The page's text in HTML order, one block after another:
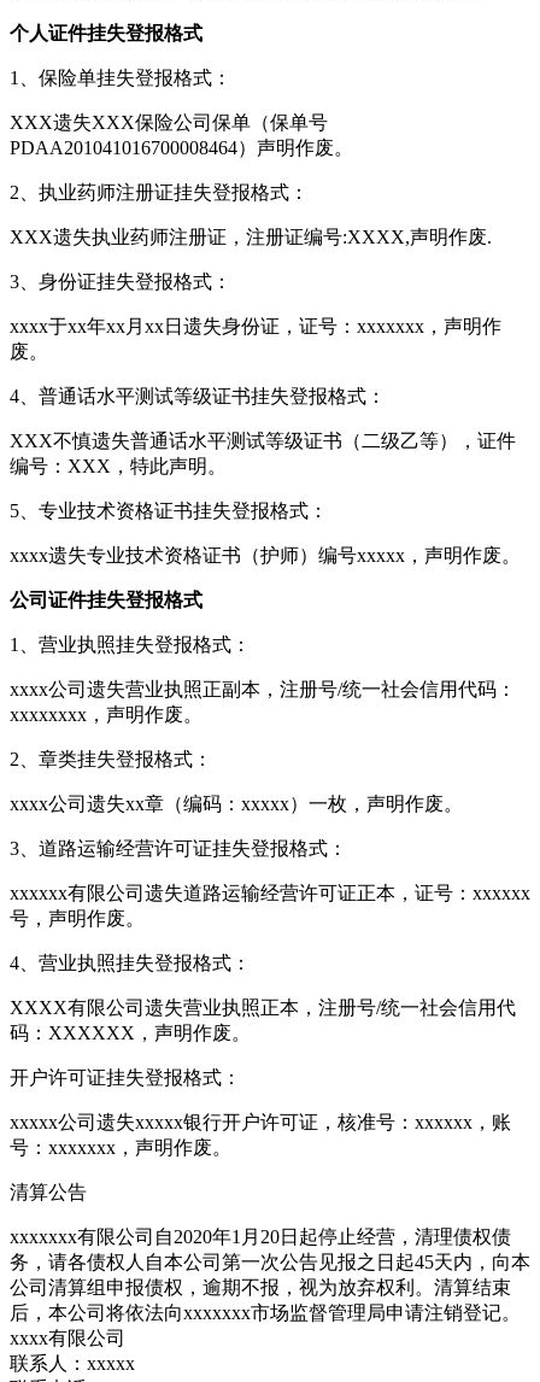
个人证件挂失登报格式
1、保险单挂失登报格式：
XXX遗失XXX保险公司保单（保单号
PDAA201041016700008464）声明作废。
2、执业药师注册证挂失登报格式：
XXX遗失执业药师注册证，注册证编号:XXXX,声明作废.
3、身份证挂失登报格式：
xxxx于xx年xx月xx日遗失身份证，证号：xxxxxxx，声明作
废。
4、普通话水平测试等级证书挂失登报格式：
XXX不慎遗失普通话水平测试等级证书（二级乙等），证件
编号：XXX，特此声明。
5、专业技术资格证书挂失登报格式：
xxxx遗失专业技术资格证书（护师）编号xxxxx，声明作废。
公司证件挂失登报格式
1、营业执照挂失登报格式：
xxxx公司遗失营业执照正副本，注册号/统一社会信用代码：
xxxxxxxx，声明作废。
2、章类挂失登报格式：
xxxx公司遗失xx章（编码：xxxxx）一枚，声明作废。
3、道路运输经营许可证挂失登报格式：
xxxxxx有限公司遗失道路运输经营许可证正本，证号：xxxxxx
号，声明作废。
4、营业执照挂失登报格式：
XXXX有限公司遗失营业执照正本，注册号/统一社会信用代
码：XXXXXX，声明作废。
开户许可证挂失登报格式：
xxxxx公司遗失xxxxx银行开户许可证，核准号：xxxxxx，账
号：xxxxxxx，声明作废。
清算公告
xxxxxxx有限公司自2020年1月20日起停止经营，清理债权债
务，请各债权人自本公司第一次公告见报之日起45天内，向本
公司清算组申报债权，逾期不报，视为放弃权利。清算结束
后，本公司将依法向xxxxxxx市场监督管理局申请注销登记。
xxxx有限公司
联系人：xxxxx